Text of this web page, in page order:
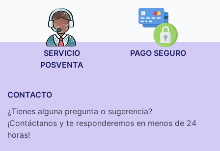
SERVICIO
POSVENTA
PAGO SEGURO
CONTACTO
¿Tienes alguna pregunta o sugerencia?
¡Contáctanos y te responderemos en menos de 24
horas!